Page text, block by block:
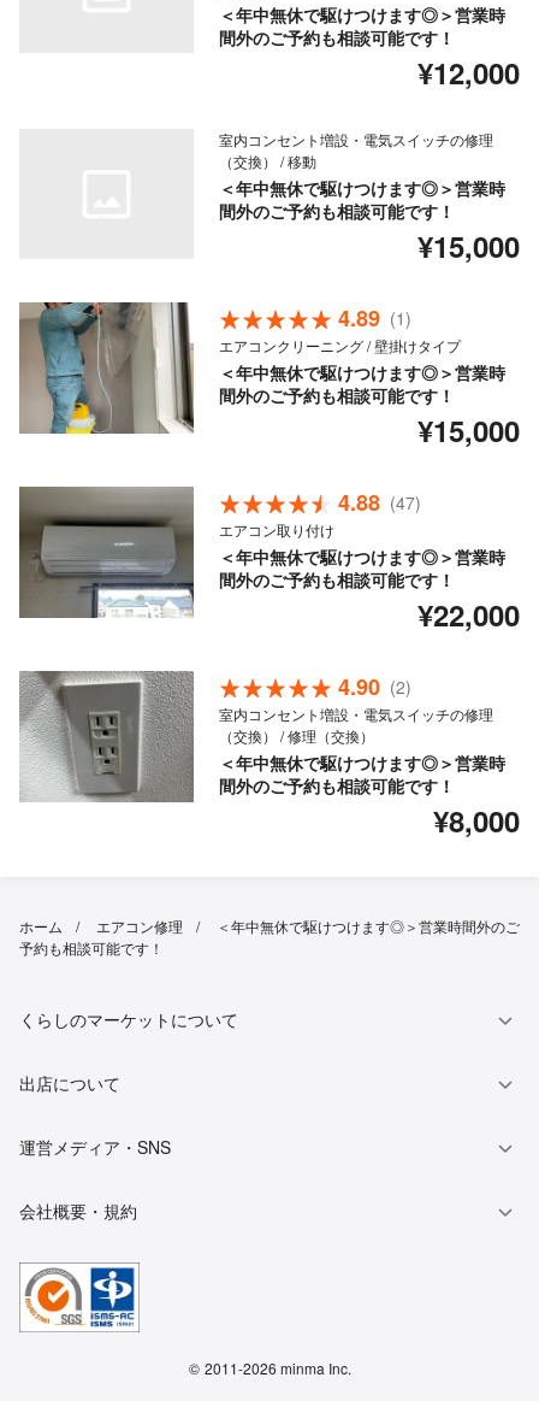
＜年中無休で駆けつけます◎＞営業時
間外のご予約も相談可能です！
¥12,000
室内コンセント増設・電気スイッチの修理
（交換） / 移動
＜年中無休で駆けつけます◎＞営業時
間外のご予約も相談可能です！
¥15,000
4.89 (1)
エアコンクリーニング / 壁掛けタイプ
＜年中無休で駆けつけます◎＞営業時
間外のご予約も相談可能です！
¥15,000
4.88 (47)
エアコン取り付け
＜年中無休で駆けつけます◎＞営業時
間外のご予約も相談可能です！
¥22,000
4.90 (2)
室内コンセント増設・電気スイッチの修理
（交換） / 修理（交換）
＜年中無休で駆けつけます◎＞営業時
間外のご予約も相談可能です！
¥8,000
ホーム エアコン修理
＜年中無休で駆けつけます◎＞営業時間外のご
予約も相談可能です！
くらしのマーケットについて
出店について
運営メディア・SNS
会社概要・規約
© 2011-2026 minma Inc.